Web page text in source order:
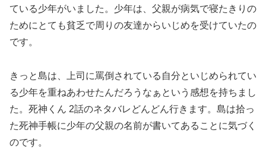
ている少年がいました。少年は、父親が病気で寝たきりの
ためにとても貧乏で周りの友達からいじめを受けていたの
です。
きっと島は、上司に罵倒されている自分といじめられてい
る少年を重ねあわせたんだろうなぁという感想を持ちまし
た。死神くん 2話のネタバレどんどん行きます。島は拾っ
た死神手帳に少年の父親の名前が書いてあることに気づく
のです。